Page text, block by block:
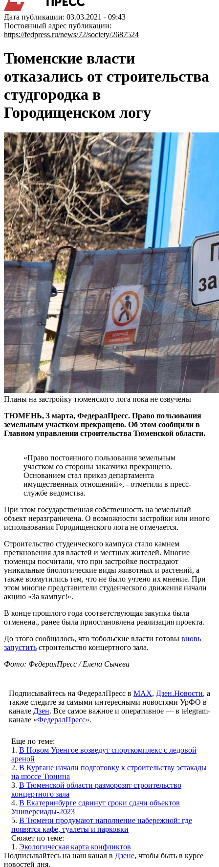
Дата публикации: 03.03.2021 - 09:43
Постоянный адрес публикации:
https://fedpress.ru/news/72/society/2687524
Тюменские власти
отказались от строительства
студгородка в
Городищенском логу
Планы на застройку тюменского лога пока не озвучены
ТЮМЕНЬ, 3 марта, ФедералПресс. Право пользования
земельным участком прекращено. Об этом сообщили в
Главном управлении строительства Тюменской области.
«Право постоянного пользования земельным
участком со стороны заказчика прекращено.
Основанием стал приказ департамента
имущественных отношений», - отметили в пресс-
службе ведомства.
При этом государственная собственность на земельный
объект неразграничена. О возможности застройки или иного
использования Городищенского лога не отмечается.
Строительство студенческого кампуса стало камнем
преткновения для властей и местных жителей. Многие
тюменцы посчитали, что при застройке пострадают
уникальные биологические виды животных и растений, а
также возмутились тем, что не было учтено их мнение. При
этом многие представители студенческого движения начали
акцию «За кампус!».
В конце прошлого года соответствующая закупка была
отменена., ранее была приостановлена реализация проекта.
До этого сообщалось, что тобольские власти готовы вновь
запустить строительство концертного зала.
Фото: ФедералПресс / Елена Сычева
Подписывайтесь на ФедералПресс в МАХ, Дзен.Новости, а
также следите за самыми интересными новостями УрФО в
канале Дзен. Все самое важное и оперативное — в telegram-
канале «ФедералПресс».
Еще по теме:
1. В Новом Уренгое возведут спорткомплекс с ледовой
ареной
2. В Кургане начали подготовку к строительству эстакады
на шоссе Тюнина
3. В Тюменской области разморозят строительство
концертного зала
4. В Екатеринбурге сдвинут сроки сдачи объектов
Универсиады-2023
5. В Тюмени продумают наполнение набережной: где
появятся кафе, туалеты и парковки
Сюжет по теме:
1. Экологическая карта конфликтов
Подписывайтесь на наш канал в Дзене, чтобы быть в курсе
новостей дня.